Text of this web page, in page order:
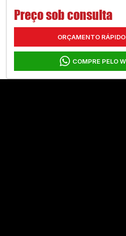
Preço sob consulta
ORÇAMENTO RÁPIDO
COMPRE PELO